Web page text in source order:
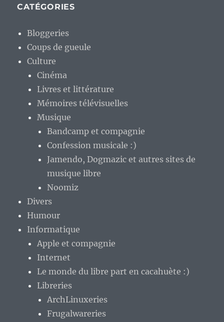
CATÉGORIES
Bloggeries
Coups de gueule
Culture
Cinéma
Livres et littérature
Mémoires télévisuelles
Musique
Bandcamp et compagnie
Confession musicale :)
Jamendo, Dogmazic et autres sites de
musique libre
Noomiz
Divers
Humour
Informatique
Apple et compagnie
Internet
Le monde du libre part en cacahuète :)
Libreries
ArchLinuxeries
Frugalwareries